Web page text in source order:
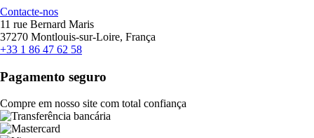
Contacte-nos
11 rue Bernard Maris
37270 Montlouis-sur-Loire, França
+33 1 86 47 62 58
Pagamento seguro
Compre em nosso site com total confiança